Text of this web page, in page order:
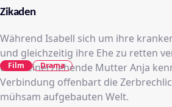
Zikaden
Während Isabell sich um ihre
und gleichzeitig ihre Ehe zu retten
die alleinerziehende Mutter Anja
Verbindung offenbart die
mühsam aufgebauten Welt.
Film Drama